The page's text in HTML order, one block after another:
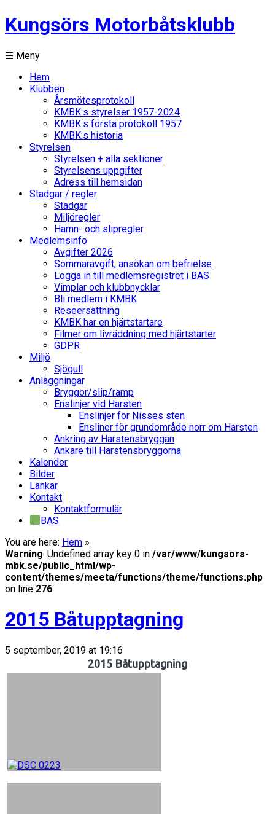
Kungsörs Motorbåtsklubb
☰ Meny
Hem
Klubben
Årsmötesprotokoll
KMBK:s styrelser 1957-2024
KMBK:s första protokoll 1957
KMBK:s historia
Styrelsen
Styrelsen + alla sektioner
Styrelsens uppgifter
Adress till hemsidan
Stadgar / regler
Stadgar
Miljöregler
Hamn- och slipregler
Medlemsinfo
Avgifter 2026
Sommaravgift, ansökan om befrielse
Logga in till medlemsregistret i BAS
Vimplar och klubbnycklar
Bli medlem i KMBK
Reseersättning
KMBK har en hjärtstartare
Filmer om livräddning med hjärtstarter
GDPR
Miljö
Sjögull
Anläggningar
Bryggor/slip/ramp
Enslinjer vid Harsten
Enslinjer för Nisses sten
Ensliner för grundområde norr om Harsten
Ankring av Harstensbryggan
Ankare till Harstensbryggorna
Kalender
Bilder
Länkar
Kontakt
Kontaktformulär
BAS
You are here: Hem »
Warning: Undefined array key 0 in /var/www/kungsors-
mbk.se/public_html/wp-
content/themes/meeta/functions/theme/functions.php
on line 276
2015 Båtupptagning
5 september, 2019 at 19:16
2015 Båtupptagning